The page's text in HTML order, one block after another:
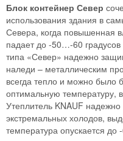
Блок контейнер Север
использования здания в
Севера, когда повышенная
падает до -50…-60
типа «Север» надежно
наледи – металлическим
всегда тепло и можно было
оптимальную температуру,
Утеплитель KNAUF
экстремальных холодов,
температура опускается до